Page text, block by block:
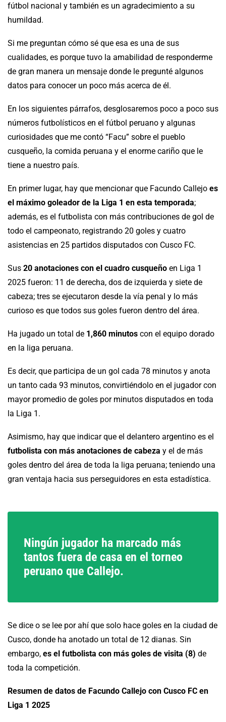
fútbol nacional y también es un agradecimiento a su
humildad.
Si me preguntan cómo sé que esa es una de sus
cualidades, es porque tuvo la amabilidad de responderme
de gran manera un mensaje donde le pregunté algunos
datos para conocer un poco más acerca de él.
En los siguientes párrafos, desglosaremos poco a poco sus
números futbolísticos en el fútbol peruano y algunas
curiosidades que me contó “Facu” sobre el pueblo
cusqueño, la comida peruana y el enorme cariño que le
tiene a nuestro país.
En primer lugar, hay que mencionar que Facundo Callejo es
el máximo goleador de la Liga 1 en esta temporada;
además, es el futbolista con más contribuciones de gol de
todo el campeonato, registrando 20 goles y cuatro
asistencias en 25 partidos disputados con Cusco FC.
Sus 20 anotaciones con el cuadro cusqueño en Liga 1
2025 fueron: 11 de derecha, dos de izquierda y siete de
cabeza; tres se ejecutaron desde la vía penal y lo más
curioso es que todos sus goles fueron dentro del área.
Ha jugado un total de 1,860 minutos con el equipo dorado
en la liga peruana.
Es decir, que participa de un gol cada 78 minutos y anota
un tanto cada 93 minutos, convirtiéndolo en el jugador con
mayor promedio de goles por minutos disputados en toda
la Liga 1.
Asimismo, hay que indicar que el delantero argentino es el
futbolista con más anotaciones de cabeza y el de más
goles dentro del área de toda la liga peruana; teniendo una
gran ventaja hacia sus perseguidores en esta estadística.
Ningún jugador ha marcado más
tantos fuera de casa en el torneo
peruano que Callejo.
Se dice o se lee por ahí que solo hace goles en la ciudad de
Cusco, donde ha anotado un total de 12 dianas. Sin
embargo, es el futbolista con más goles de visita (8) de
toda la competición.
Resumen de datos de Facundo Callejo con Cusco FC en
Liga 1 2025